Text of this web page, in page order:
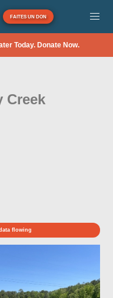
FAITES UN DON
Today. Donate Now.
Creek
flowing